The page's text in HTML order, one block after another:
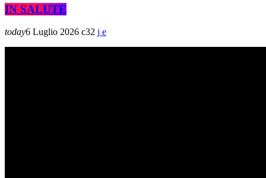
IN SALUTE
today6 Luglio 2026 32